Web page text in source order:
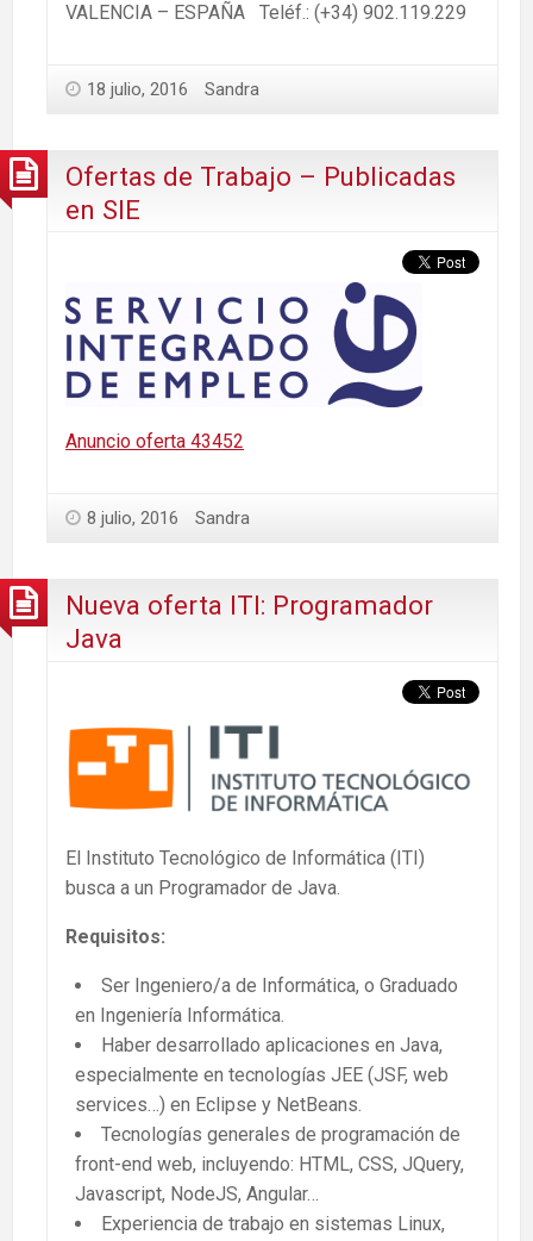
VALENCIA – ESPAÑA Teléf.: (+34) 902.119.229
18 julio, 2016 Sandra
Ofertas de Trabajo – Publicadas
en SIE
Anuncio oferta 43452
8 julio, 2016 Sandra
Nueva oferta ITI: Programador
Java
El Instituto Tecnológico de Informática (ITI)
busca a un Programador de Java.
Requisitos:
Ser Ingeniero/a de Informática, o Graduado
en Ingeniería Informática.
Haber desarrollado aplicaciones en Java,
especialmente en tecnologías JEE (JSF, web
services…) en Eclipse y NetBeans.
Tecnologías generales de programación de
front-end web, incluyendo: HTML, CSS, JQuery,
Javascript, NodeJS, Angular…
Experiencia de trabajo en sistemas Linux,